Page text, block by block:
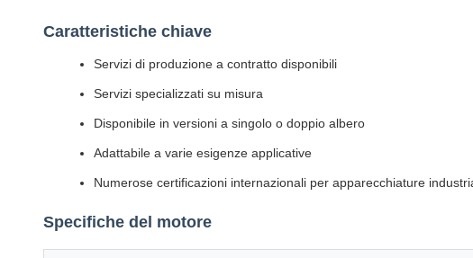
Caratteristiche chiave
Servizi di produzione a contratto disponibili
Servizi specializzati su misura
Disponibile in versioni a singolo o doppio albero
Adattabile a varie esigenze applicative
Numerose certificazioni internazionali per apparecchiature
Specifiche del motore